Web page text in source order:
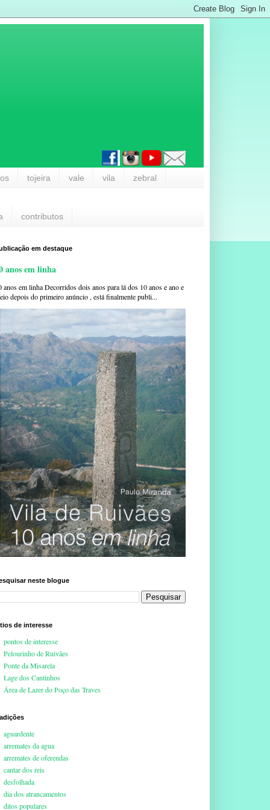
tojeira vale vila zebral
contributos
em destaque
anos em linha
anos em linha Decorridos dois anos para lá dos 10 anos e ano e
depois do primeiro anúncio , está finalmente publi...
neste blogue
de interesse
pontos de interesse
Pelourinho de Ruivães
Ponte da Misarela
Lage dos Cantinhos
Área de Lazer do Poço das Traves
aguardente
arremates da agua
arremates de oferendas
cantar dos reis
desfolhada
dia dos atrancamentos
ditos populares